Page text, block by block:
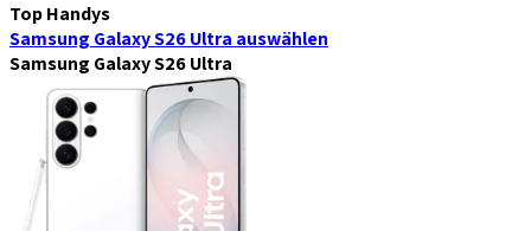
Top Handys
Samsung Galaxy S26 Ultra auswählen
Samsung Galaxy S26 Ultra